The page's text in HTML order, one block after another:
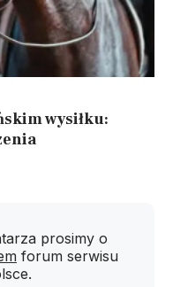
wysiłku:
prosimy o
forum serwisu